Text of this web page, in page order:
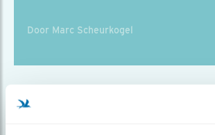
Door Marc Scheurkogel